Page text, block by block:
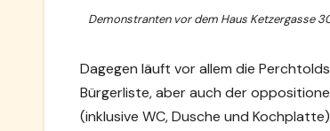
Demonstranten vor dem Haus Ketzergasse
Dagegen läuft vor allem die
Bürgerliste, aber auch der
(inklusive WC, Dusche und